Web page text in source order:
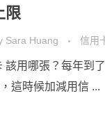
限
Sara Huang 信用
該用哪張？每年到
這時候加減用信 ...